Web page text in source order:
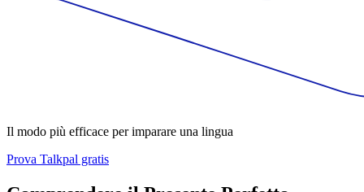
Il modo più efficace per imparare una lingua
Prova Talkpal gratis